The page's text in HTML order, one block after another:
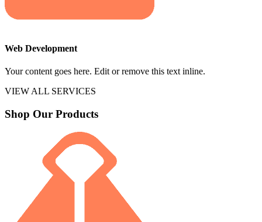
Web Development
Your content goes here. Edit or remove this text inline.
VIEW ALL SERVICES
Shop Our Products